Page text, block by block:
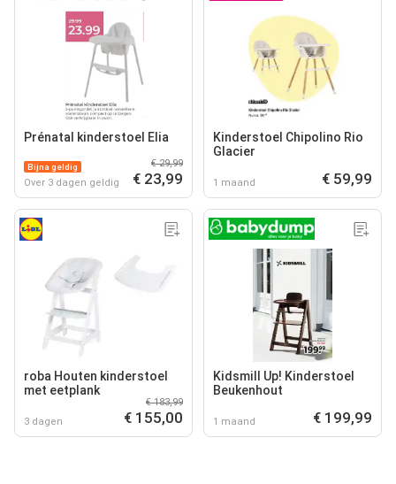
Prénatal kinderstoel Elia
Bijna geldig
Over 3 dagen geldig
€ 29,99
€ 23,99
Kinderstoel Chipolino Rio
Glacier
1 maand € 59,99
roba Houten kinderstoel
met eetplank
3 dagen
€ 183,99
€ 155,00
Kidsmill Up! Kinderstoel
Beukenhout
1 maand € 199,99